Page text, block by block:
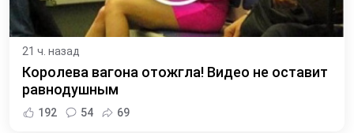
21 ч. назад
Королева вагона отожгла! Видео не оставит
равнодушным
192 54 69